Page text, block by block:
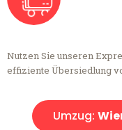
Nutzen Sie unseren
effiziente Übersiedlung
Umzug: